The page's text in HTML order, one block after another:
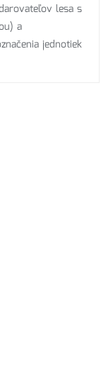
lesa s
a
jednotiek